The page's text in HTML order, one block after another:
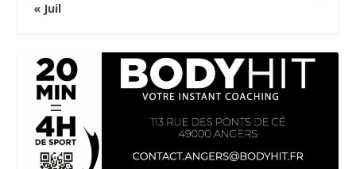
« Juil